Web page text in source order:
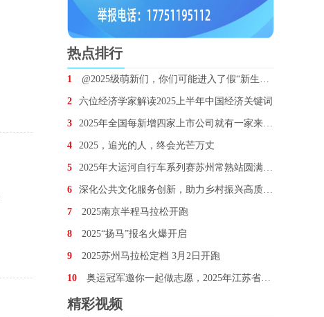
热点排行
1 @2025级萌新们，你们可能进入了假“新生群”！
2 六位经济学家解读2025上半年中国经济关键词
3 2025年全国每新增四家上市公司就有一家来自江苏
4 2025，追光的人，终会光芒万丈
5 2025年大运河自行车系列赛苏州常熟站圆满完赛
6 深化公共文化服务创新，助力乡村振兴高质量发展——2
7 2025南京半程马拉松开跑
8 2025“扬马”报名火爆开启
9 2025苏州马拉松定档 3月2日开跑
10 奥运冠军邀你一起做志愿，2025年江苏省暨南京市
精彩视频